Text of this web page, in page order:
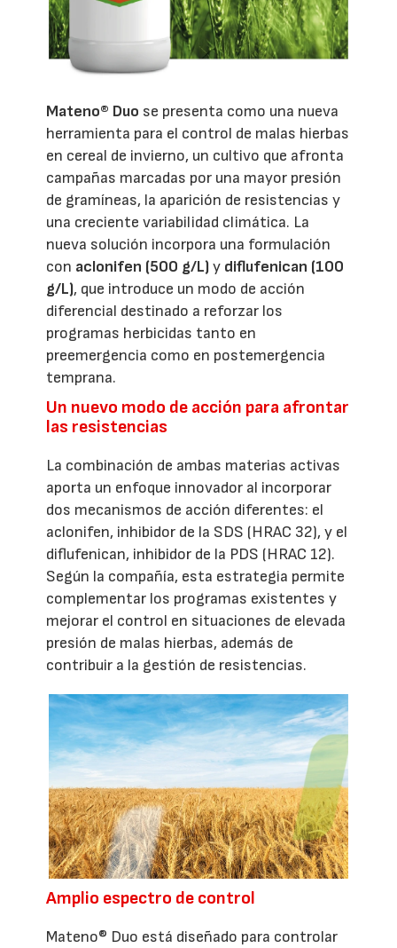
Mateno® Duo se presenta como una nueva
herramienta para el control de malas hierbas
en cereal de invierno, un cultivo que afronta
campañas marcadas por una mayor presión
de gramíneas, la aparición de resistencias y
una creciente variabilidad climática. La
nueva solución incorpora una formulación
con aclonifen (500 g/L)y diflufenican (100
g/L), que introduce un modo de acción
diferencial destinado a reforzar los
programas herbicidas tanto en
preemergencia como en postemergencia
temprana.
Un nuevo modo de acción para afrontar
las resistencias
La combinación de ambas materias activas
aporta un enfoque innovador al incorporar
dos mecanismos de acción diferentes: el
aclonifen, inhibidor de la SDS (HRAC 32), y el
diflufenican, inhibidor de la PDS (HRAC 12).
Según la compañía, esta estrategia permite
complementar los programas existentes y
mejorar el control en situaciones de elevada
presión de malas hierbas, además de
contribuir a la gestión de resistencias.
Amplio espectro de control
Mateno® Duo está diseñado para controlar